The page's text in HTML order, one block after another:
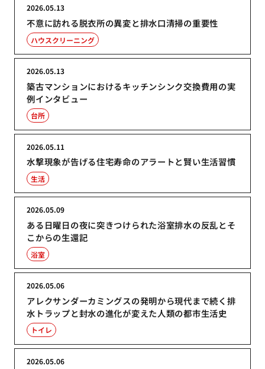
不意に訪れる脱衣所の異変と排水口清掃の重要性
2026.05.13
ハウスクリーニング
築古マンションにおけるキッチンシンク交換費用の実
例インタビュー
2026.05.13
台所
水撃現象が告げる住宅寿命のアラートと賢い生活習慣
2026.05.11
生活
ある日曜日の夜に突きつけられた浴室排水の反乱とそ
こからの生還記
2026.05.09
浴室
アレクサンダーカミングスの発明から現代まで続く排
水トラップと封水の進化が変えた人類の都市生活史
2026.05.06
トイレ
2026.05.06